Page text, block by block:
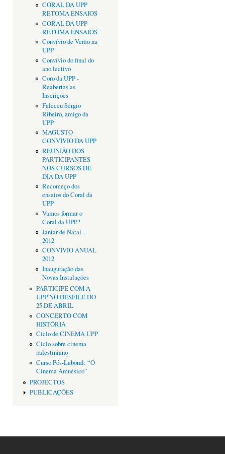
CORAL DA UPP
RETOMA ENSAIOS
CORAL DA UPP
RETOMA ENSAIOS
Convívio de Verão na
UPP
Convívio do final do
ano lectivo
Coro da UPP -
Reabertas as
Inscrições
Faleceu Sérgio
Ribeiro, amigo da
UPP
MAGUSTO
CONVÍVIO DA UPP
REUNIÃO DOS
PARTICIPANTES
NOS CURSOS DE
DIA DA UPP
Recomeço dos
ensaios do Coral da
UPP
Vamos formar o
Coral da UPP?
Jantar de Natal -
2012
CONVÍVIO ANUAL
2012
Inauguração das
Novas Instalações
PARTICIPE COM A
UPP NO DESFILE DO
25 DE ABRIL
CONCERTO COM
HISTÓRIA
Ciclo de CINEMA UPP
Ciclo sobre cinema
palestiniano
Curso Pós-Laboral: “O
Cinema Amnésico”
PROJECTOS
PUBLICAÇÕES